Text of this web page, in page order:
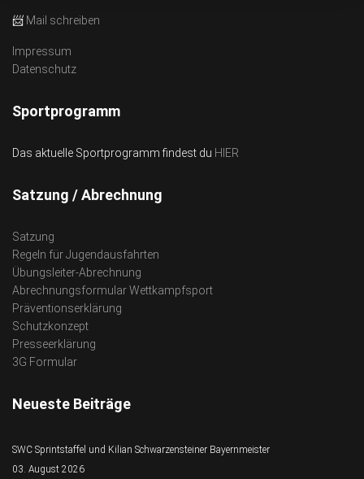
📨 Mail schreiben
Impressum
Datenschutz
Sportprogramm
Das aktuelle Sportprogramm findest du HIER
Satzung / Abrechnung
Satzung
Regeln für Jugendausfahrten
Übungsleiter-Abrechnung
Abrechnungsformular Wettkampfsport
Präventionserklärung
Schutzkonzept
Presseerklärung
3G Formular
Neueste Beiträge
SWC Sprintstaffel und Kilian Schwarzensteiner Bayernmeister
03. August 2026